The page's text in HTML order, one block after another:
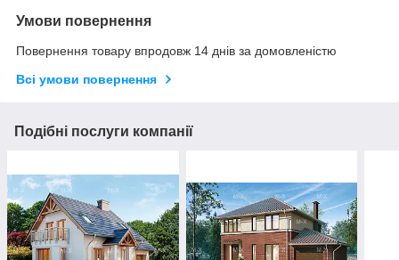
Умови повернення
Повернення товару впродовж 14 днів за домовленістю
Всі умови повернення
Подібні послуги компанії